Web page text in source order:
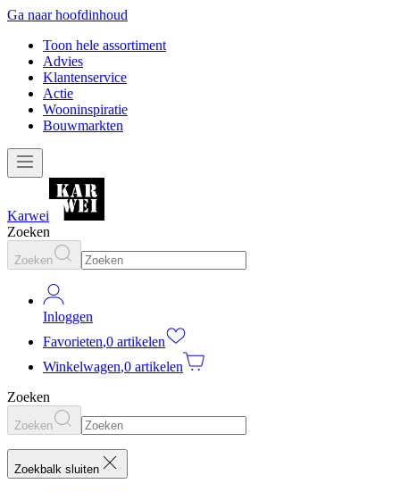
Ga naar hoofdinhoud
Toon hele assortiment
Advies
Klantenservice
Actie
Wooninspiratie
Bouwmarkten
Karwei
Zoeken
Zoeken
Inloggen
Favorieten,0 artikelen
Winkelwagen,0 artikelen
Zoeken
Zoeken
Zoekbalk sluiten